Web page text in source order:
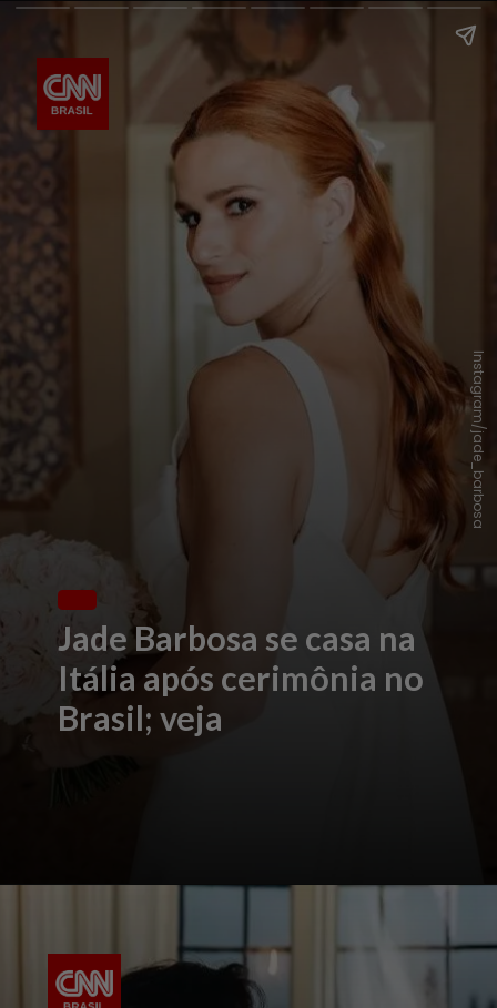
Jade Barbosa se casa na
Itália após cerimônia no
Brasil; veja
Instagram/jade_barbosa